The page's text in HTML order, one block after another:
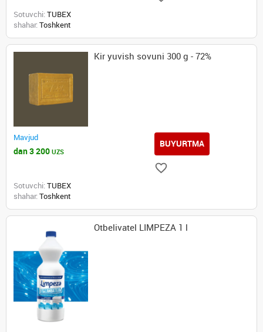
Sotuvchi: TUBEX
shahar: Toshkent
Kir yuvish sovuni 300 g - 72%
Mavjud
dan 3 200 UZS
BUYURTMA
Sotuvchi: TUBEX
shahar: Toshkent
Otbelivatel LIMPEZA 1 l